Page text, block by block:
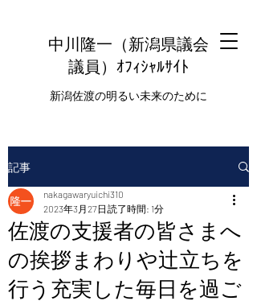
中川隆一（新潟県議会
議員 ）ｵﾌｨｼｬﾙｻｲﾄ
新潟佐渡の明るい未来のために
記事
佐渡の支援者の皆さまへ
の挨拶まわりや辻立ちを
行う充実した毎日を過ご
nakagawaryuichi310
2023年3月27日 読了時間: 1分